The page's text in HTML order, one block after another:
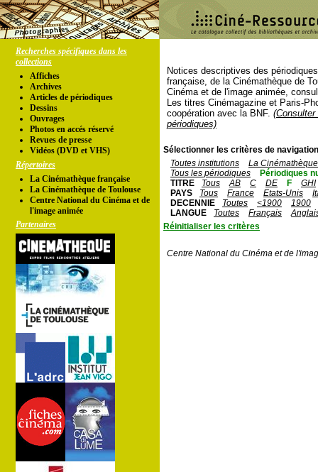
Recherches spécifiques dans les
collections
Affiches
Archives
Articles de périodiques
Dessins
Ouvrages
Photos en accés réservé
Revues de presse
Vidéos (DVD et VHS)
Répertoires
La Cinémathèque française
La Cinémathèque de Toulouse
Centre National du Cinéma et de
l'image animée
Partenaires
Notices descriptives des
française, de la Cinémathèque de
Cinéma et de l'image animée,
Les titres Cinémagazine et Paris-
coopération avec la BNF.
périodiques)
Sélectionner les critères de
Toutes institutions
La
Tous les périodiques
Périodiques
TITRE
Tous AB C DE F
GHI
PAYS
Tous France Etats-Unis
DECENNIE
Toutes <1900
1900
LANGUE
Toutes Français
Réinitialiser les critères
Centre National du Cinéma et de